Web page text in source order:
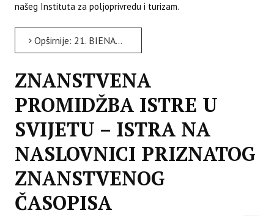
našeg Instituta za poljoprivredu i turizam.
Opširnije: 21. BIENALNI MEĐUNARODNI KONGRES TURIZAM I HOTELSKA INDUSTRIJA 2012
ZNANSTVENA
PROMIDŽBA ISTRE U
SVIJETU – ISTRA NA
NASLOVNICI PRIZNATOG
ZNANSTVENOG
ČASOPISA